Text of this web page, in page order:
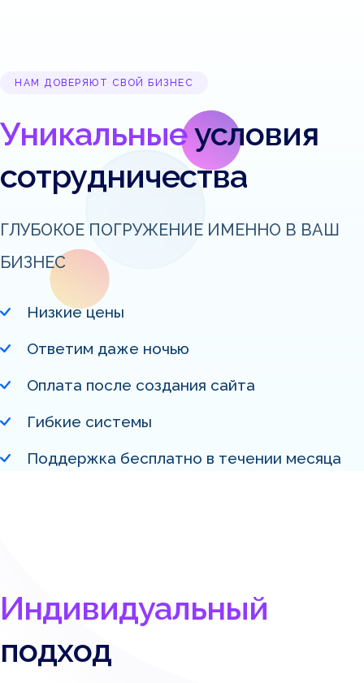
НАМ ДОВЕРЯЮТ СВОЙ БИЗНЕС
Уникальныеусловия
сотрудничества
ГЛУБОКОЕ ПОГРУЖЕНИЕ ИМЕННО В ВАШ
БИЗНЕС
Низкие цены
Ответим даже ночью
Оплата после создания сайта
Гибкие системы
Поддержка бесплатно в течении месяца
Индивидуальный
подход